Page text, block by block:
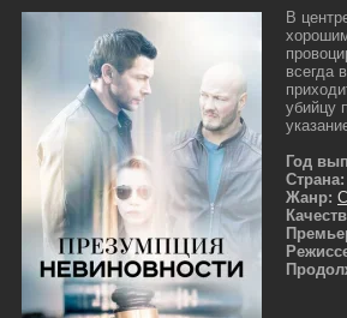
В
всегда
убийцу
Год
Страна:
Жанр: